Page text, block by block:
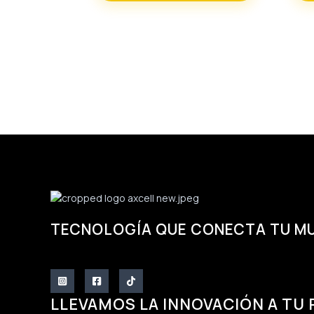
TECNOLOGÍA QUE CONECTA TU
LLEVAMOS LA INNOVACIÓN A TU